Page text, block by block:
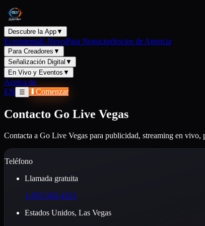
Descubre la App▼
EcosistemaE-NewsPara NegociosSocios de Agencia
Para Creadores ▼
Señalización Digital ▼
En Vivo y Eventos ▼
Acerca de
EN
☰ ⬇Comenzar
Contacto Go Live Vegas
Contacta a Go Live Vegas para publicidad, streaming en
Teléfono
Llamada gratuita
1-855-502-4321
Estados Unidos, Las Vegas